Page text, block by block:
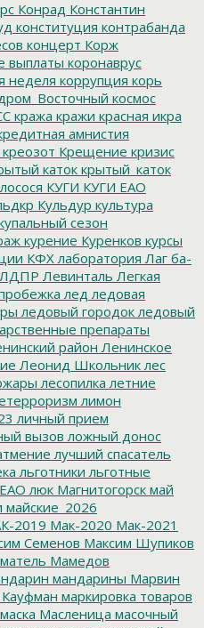
Конрад Константин
конституция контрабанда
концерт Корж
выплаты коронаврус
неделя коррупция корь
космос
кража кражи красная икра
амнистия
креозот Крещение кризис
катоккрытый_каток
КУГИ КУГИ ЕАО
Кульдур культура
сезон
курение Куренков курсы
КФХ лаборатория Лаг ба-
ЛДПР Левинталь Легкая
лед ледовая
ледовый городок ледовый
препараты
район Ленинское
Леонид Школьник лес
лесопилка летние
лимон
личный прием
вызов ложный донос
лучший спасатель
льготники льготные
люк Магнитогорск май
майские_2026
2019 Мак-2020 Мак-2021
Семенов Максим Шупиков
Мамедов
мандарины Марвин
маркировка товаров
маска Масленица масочный